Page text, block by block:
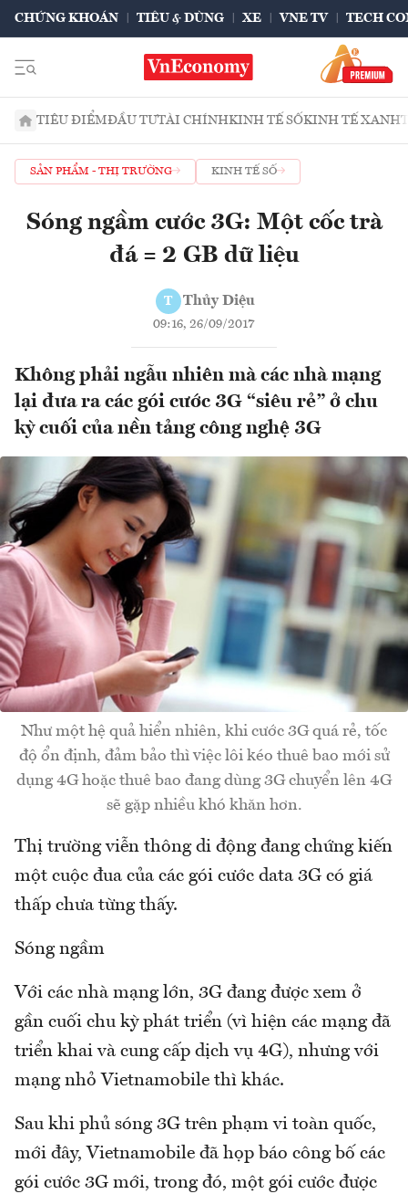
CHỨNG KHOÁN TIÊU & DÙNG XE VNE TV TECH
TIÊU ĐIỂMĐẦU TƯTÀI CHÍNHKINH TẾ SỐKINH TẾ XANH
SẢN PHẨM - THỊ TRƯỜNG KINH TẾ SỐ
Sóng ngầm cước 3G: Một cốc trà
đá = 2 GB dữ liệu
T Thủy Diệu
09:16, 26/09/2017
Không phải ngẫu nhiên mà các nhà mạng
lại đưa ra các gói cước 3G “siêu rẻ” ở chu
kỳ cuối của nền tảng công nghệ 3G
Như một hệ quả hiển nhiên, khi cước 3G quá rẻ, tốc
độ ổn định, đảm bảo thì việc lôi kéo thuê bao mới sử
dụng 4G hoặc thuê bao đang dùng 3G chuyển lên 4G
sẽ gặp nhiều khó khăn hơn.
Thị trường viễn thông di động đang chứng kiến
một cuộc đua của các gói cước data 3G có giá
thấp chưa từng thấy.
Sóng ngầm
Với các nhà mạng lớn, 3G đang được xem ở
gần cuối chu kỳ phát triển (vì hiện các mạng đã
triển khai và cung cấp dịch vụ 4G), nhưng với
mạng nhỏ Vietnamobile thì khác.
Sau khi phủ sóng 3G trên phạm vi toàn quốc,
mới đây, Vietnamobile đã họp báo công bố các
gói cước 3G mới, trong đó, một gói cước được